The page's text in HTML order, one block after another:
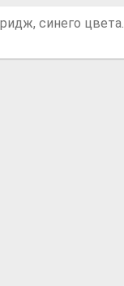
синего цвета.